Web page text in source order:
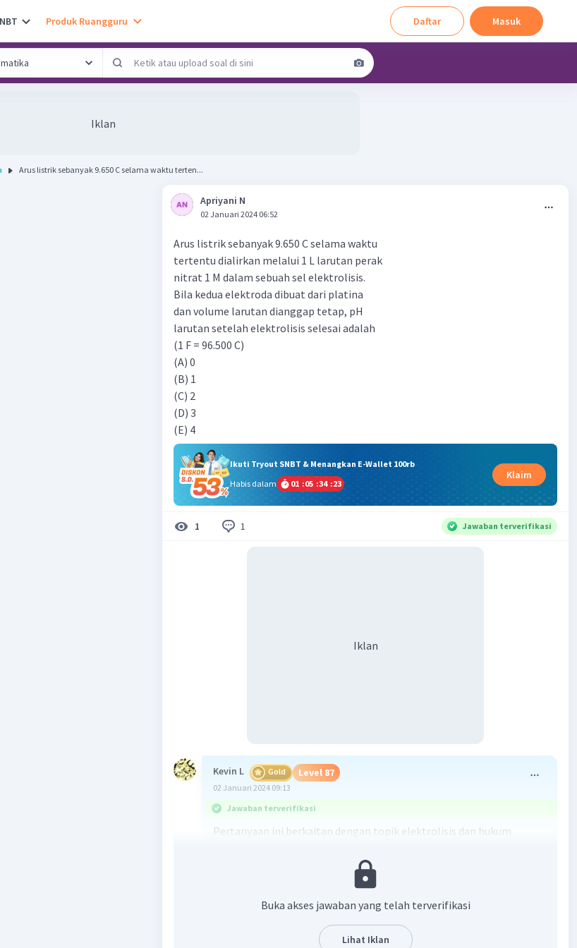
Produk Ruangguru Daftar Masuk
Iklan
Arus listrik sebanyak 9.650 C selama waktu terten...
Apriyani N
02 Januari 2024 06:52
Arus listrik sebanyak 9.650 C selama waktu
tertentu dialirkan melalui 1 L larutan perak
nitrat 1 M dalam sebuah sel elektrolisis.
Bila kedua elektroda dibuat dari platina
dan volume larutan dianggap tetap, pH
larutan setelah elektrolisis selesai adalah
(1 F = 96.500 C)
(A) 0
(B) 1
(C) 2
(D) 3
(E) 4
Ikuti Tryout SNBT & Menangkan E-Wallet 100rb
Habis dalam
01 :05 :34 :22
Klaim
1 1 Jawaban terverifikasi
Iklan
Kevin L Gold Level 87
02 Januari 2024 09:13
Jawaban terverifikasi
Pertanyaan ini berkaitan dengan topik elektrolisis dan hukum
dan pengaruhnya terhadap pH larutan.
Dalam proses elektrolisis, arus listrik digunakan untuk memecah
molekul dalam larutan. Dalam kasus ini, larutan perak nitrat
(AgNO3) akan terurai menjadi ion perak (Ag+) dan ion nitrat (NO3-).
Buka akses jawaban yang telah terverifikasi
Lihat Iklan